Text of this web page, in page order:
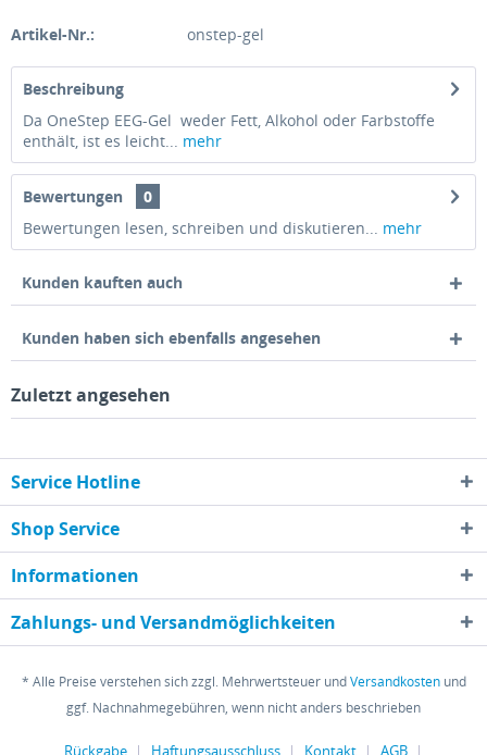
Artikel-Nr.: onstep-gel
Beschreibung
Da OneStep EEG-Gel weder Fett, Alkohol oder Farbstoffe
enthält, ist es leicht... mehr
Bewertungen
0
Bewertungen lesen, schreiben und diskutieren... mehr
Kunden kauften auch
Kunden haben sich ebenfalls angesehen
Zuletzt angesehen
Service Hotline
Shop Service
Informationen
Zahlungs- und Versandmöglichkeiten
* Alle Preise verstehen sich zzgl. Mehrwertsteuer undVersandkostenund
ggf. Nachnahmegebühren, wenn nicht anders beschrieben
Rückgabe Haftungsausschluss Kontakt AGB